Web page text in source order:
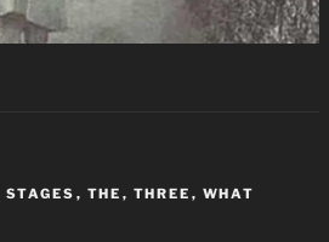
STAGES , THE , THREE , WHAT